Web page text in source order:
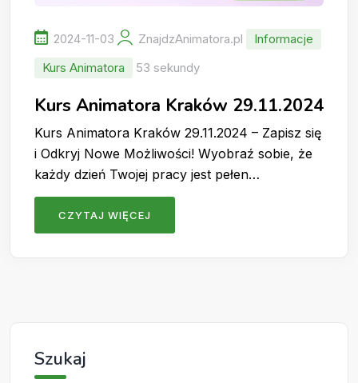
2024-11-03 ZnajdzAnimatora.pl
Informacje
Kurs Animatora
53 sekundy
Kurs Animatora Kraków 29.11.2024
Kurs Animatora Kraków 29.11.2024 – Zapisz się
i Odkryj Nowe Możliwości! Wyobraź sobie, że
każdy dzień Twojej pracy jest pełen…
CZYTAJ WIĘCEJ
Szukaj